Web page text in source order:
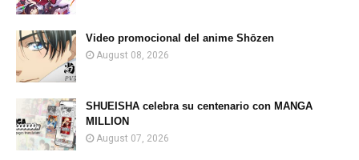
Video promocional del anime Shōzen
August 08, 2026
SHUEISHA celebra su centenario con MANGA
MILLION
August 07, 2026